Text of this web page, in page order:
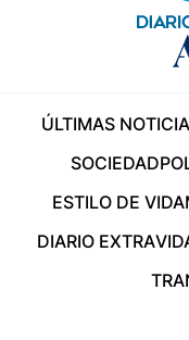
ÚLTIMAS
SOCIEDAD
ESTILO DE VIDA
DIARIO EXTRA